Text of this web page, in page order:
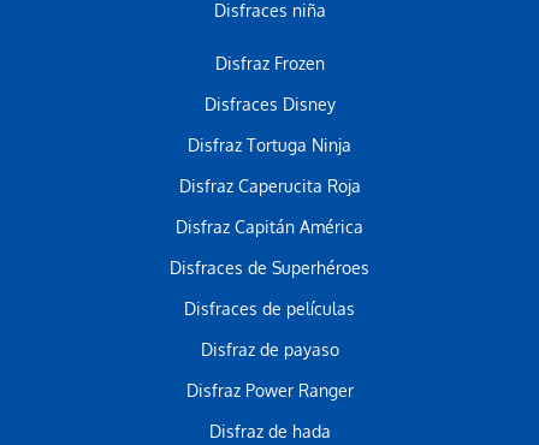
Disfraces niña
Disfraz Frozen
Disfraces Disney
Disfraz Tortuga Ninja
Disfraz Caperucita Roja
Disfraz Capitán América
Disfraces de Superhéroes
Disfraces de películas
Disfraz de payaso
Disfraz Power Ranger
Disfraz de hada